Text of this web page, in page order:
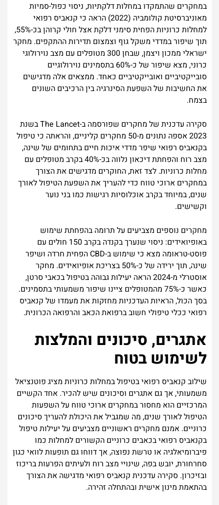
במחקרים שהתמקדו במחלות דלקתיות, ניסוי כפול-סמיות
מאוניברסיטת קולומביה (2022) הראה כי קנאביס רפואי
למחלות כרוניות הפחית סימני דלקת אצל חולי קרוהן בכ-55%,
תוך שיפור במדדי משקל גוף וצמצום תדירות ההתקפים. מחקר
ישראלי ממכון ויצמן, שבחן 300 מטופלים עם מצב נוירולוגי
כרוני, מצא שיפור של כ-60% בתסמינים נוירולוגיים
סובייקטיביים ואובייקטיביים כאחד. ממצאים אלה מדגישים
את החשיבות של השפעת הסינרגיה בין הרכיבים השונים
בצמח.
סקירה עדכנית של מחקרים שפורסמה ב-The Lancet בשנת
2023 אספה נתונים מ-50 מחקרים קליניים, והראתה כי טיפול
בקנאביס רפואי שיפר מדדי איכות חיים בתחומים של שינה,
מצב רוח והפחתת דיכאון נלווה בכ-40% בקרב מטופלים עם
מחלות כרוניות. לצד זאת, החוקרים מדגישים את הצורך
במחקרים ארוכי טווח כדי להעריך את השפעת הטיפול לאורך
שנים, במיוחד בקרב אוכלוסיות רגישות כמו בני נוער
וקשישים.
מחקרים נוספים מצביעים על תרומה בהפחתת שימוש
באופיואידים: ניסוי שנערך בקנדה בקרב 150 חולים עם
פוסט-טראומה מצא כי שימוש ב-CBD הפחית חרדה ושיפר
שינה, תוך ירידה של כ-50% בצריכת אופיואידים. מחקר
אוסטרלי מ-2024 הראה יעילות גבוהה בטיפול בכאבי סרטן,
כאשר כ-75% מהמטופלים ציינו שיפור משמעותי בתסמינים.
בסך הכול, הראיות העדכניות מחזקות את מעמדו של קנאביס
רפואי ככלי טיפולי חשוב ברפואת הכאב והרפואה הכרונית.
אתגרים, סיכונים והמלצות
לשימוש בטוח
שילוב קנאביס רפואי בטיפול במחלות כרוניות מציג פוטנציאל
משמעותי, אך גם אתגרים וסיכונים שיש להכיר. אחד הקשיים
המרכזיים הוא מחסור במחקרים ארוכי טווח על השפעות
הטיפול לאורך שנים, מה שמגביל את היכולת להעריך סיכונים
כרוניים. אמנם מחקרים ראשוניים מצביעים על יעילות טיפול
בקנאביס רפואי בכאבים כרוניים הקשורים למחלות כמו
פיברומיאלגיה או טרשת נפוצה, אך דווחו גם תופעות לוואי כגון
סחרחורת, יובש בפה, שינויי מצב רוח ולעיתים הפרעות בריכוז
ובזיכרון. סקירה עדכנית קנאביס רפואי מדגישה את הצורך
בהתאמת מינון אישית ובהתחלה זהירה.